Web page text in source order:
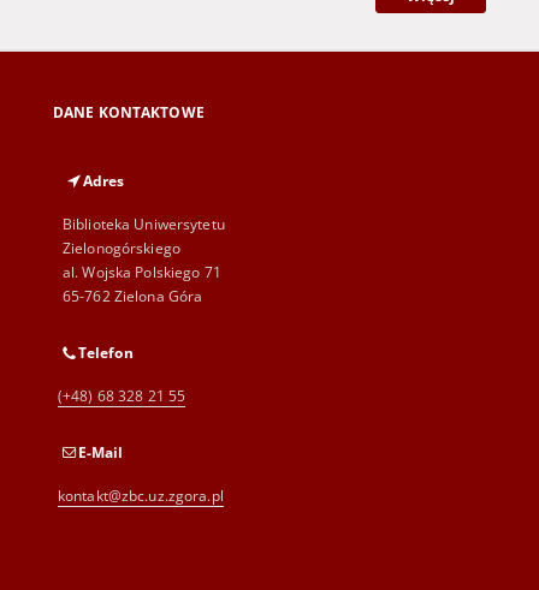
DANE KONTAKTOWE
Adres
Biblioteka Uniwersytetu
Zielonogórskiego
al. Wojska Polskiego 71
65-762 Zielona Góra
Telefon
(+48) 68 328 21 55
E-Mail
kontakt@zbc.uz.zgora.pl